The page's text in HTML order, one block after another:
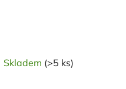
Skladem (>5 ks)